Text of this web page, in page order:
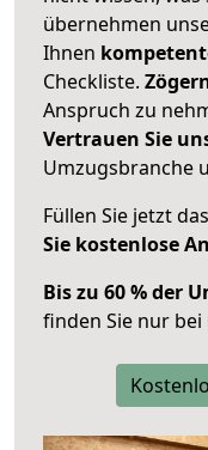
übernehmen
Ihnen
Checkliste.
Anspruch zu
Vertrauen Sie
Umzugsbranche
Füllen Sie jetzt
Sie kostenlose
Bis zu 60 % der
finden Sie nur bei